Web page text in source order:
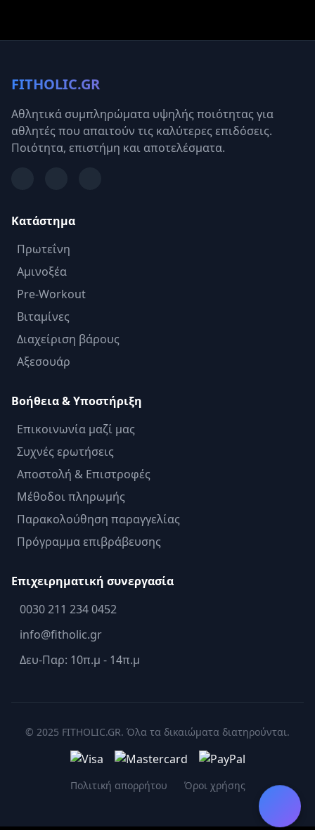
FITHOLIC.GR
Αθλητικά συμπληρώματα υψηλής ποιότητας για
αθλητές που απαιτούν τις καλύτερες επιδόσεις.
Ποιότητα, επιστήμη και αποτελέσματα.
Κατάστημα
Πρωτεΐνη
Αμινοξέα
Pre-Workout
Βιταμίνες
Διαχείριση βάρους
Αξεσουάρ
Βοήθεια & Υποστήριξη
Επικοινωνία μαζί μας
Συχνές ερωτήσεις
Αποστολή & Επιστροφές
Μέθοδοι πληρωμής
Παρακολούθηση παραγγελίας
Πρόγραμμα επιβράβευσης
Επιχειρηματική συνεργασία
0030 211 234 0452
info@fitholic.gr
Δευ-Παρ: 10π.μ - 14π.μ
© 2025 FITHOLIC.GR. Όλα τα δικαιώματα διατηρούνται.
Πολιτική απορρήτου Όροι χρήσης